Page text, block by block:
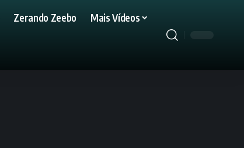
Zerando Zeebo Mais Vídeos